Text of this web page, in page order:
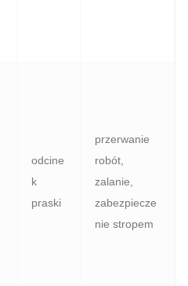
odcine
k
praski
przerwanie
robót,
zalanie,
zabezpiecze
nie stropem